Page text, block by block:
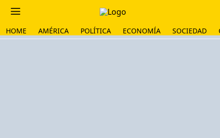
HOME AMÉRICA POLÍTICA ECONOMÍA SOCIEDAD